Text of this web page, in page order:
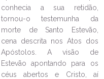
conhecia a sua retidão,
tornou-o testemunha da
morte de Santo Estevão,
cena descrita nos Atos dos
Apóstolos. A visão de
Estevão apontando para os
céus abertos e Cristo, aí